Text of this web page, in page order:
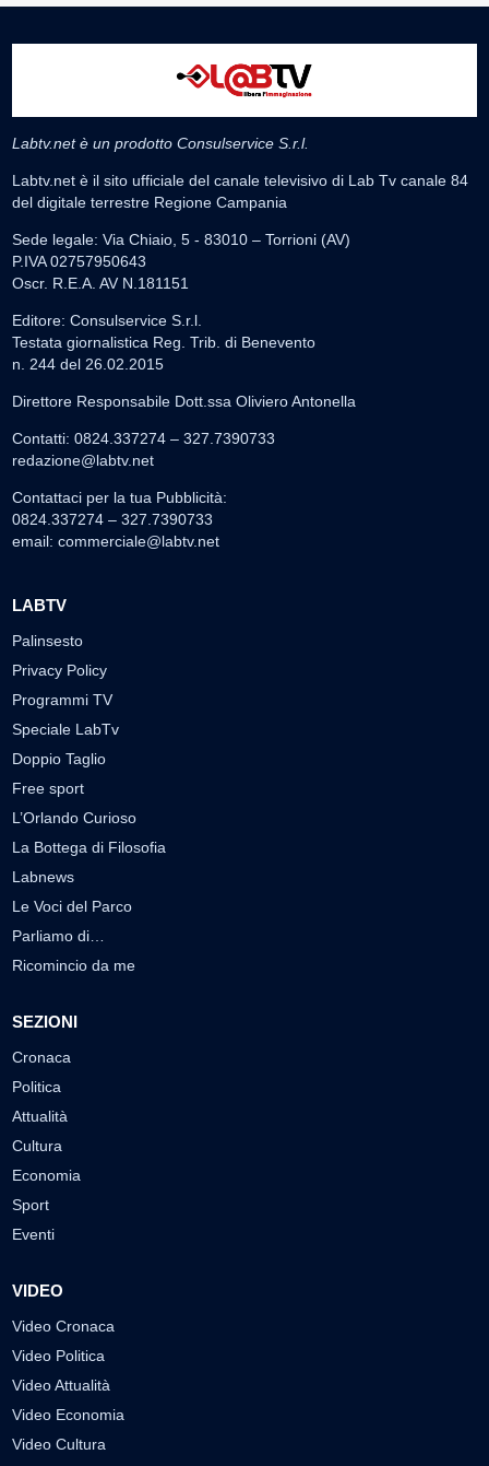
Labtv.net è un prodotto Consulservice S.r.l.
Labtv.net è il sito ufficiale del canale televisivo di Lab Tv canale 84
del digitale terrestre Regione Campania
Sede legale: Via Chiaio, 5 - 83010 – Torrioni (AV)
P.IVA 02757950643
Oscr. R.E.A. AV N.181151
Editore: Consulservice S.r.l.
Testata giornalistica Reg. Trib. di Benevento
n. 244 del 26.02.2015
Direttore Responsabile Dott.ssa Oliviero Antonella
Contatti: 0824.337274 – 327.7390733
redazione@labtv.net
Contattaci per la tua Pubblicità:
0824.337274 – 327.7390733
email: commerciale@labtv.net
LABTV
Palinsesto
Privacy Policy
Programmi TV
Speciale LabTv
Doppio Taglio
Free sport
L’Orlando Curioso
La Bottega di Filosofia
Labnews
Le Voci del Parco
Parliamo di…
Ricomincio da me
SEZIONI
Cronaca
Politica
Attualità
Cultura
Economia
Sport
Eventi
VIDEO
Video Cronaca
Video Politica
Video Attualità
Video Economia
Video Cultura